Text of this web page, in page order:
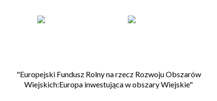
"Europejski Fundusz Rolny na rzecz Rozwoju Obszarów
Wiejskich:Europa inwestująca w obszary Wiejskie"